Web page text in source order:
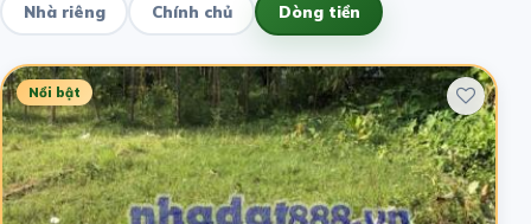
Nhà riêng Chính chủ Dòng tiền
Nổi bật